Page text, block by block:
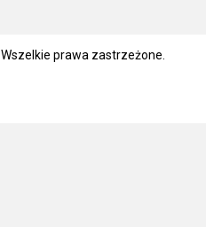
. Wszelkie prawa zastrzeżone.